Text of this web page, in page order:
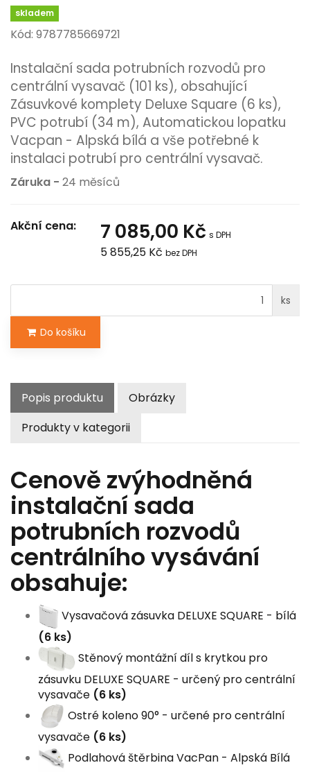
skladem
Kód: 9787785669721
Instalační sada potrubních rozvodů pro
centrální vysavač (101 ks), obsahující
Zásuvkové komplety Deluxe Square (6 ks),
PVC potrubí (34 m), Automatickou lopatku
Vacpan - Alpská bílá a vše potřebné k
instalaci potrubí pro centrální vysavač.
Záruka - 24 měsíců
Akční cena: 7 085,00 Kč s DPH
5 855,25 Kč bez DPH
ks
Do košíku
Popis produktu
Obrázky
Produkty v kategorii
Cenově zvýhodněná
instalační sada
potrubních rozvodů
centrálního vysávání
obsahuje:
Vysavačová zásuvka DELUXE SQUARE - bílá
(6 ks)
Stěnový montážní díl s krytkou pro
zásuvku DELUXE SQUARE - určený pro centrální
vysavače (6 ks)
Ostré koleno 90° - určené pro centrální
vysavače (6 ks)
Podlahová štěrbina VacPan - Alpská Bílá